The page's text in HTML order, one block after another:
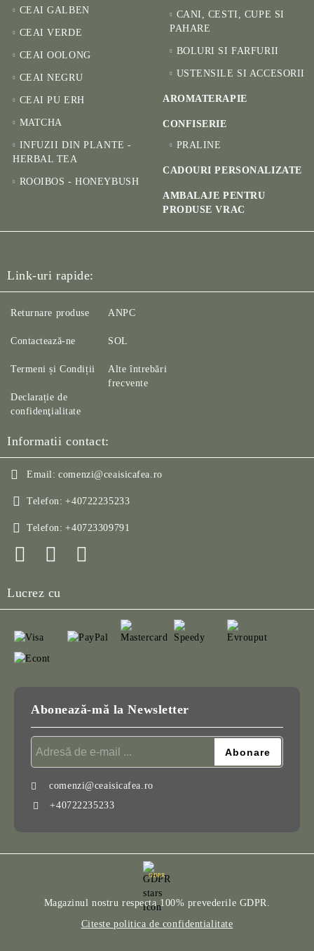
CEAI GALBEN
CEAI VERDE
CEAI OOLONG
CEAI NEGRU
CEAI PU ERH
MATCHA
INFUZII DIN PLANTE -
HERBAL TEA
ROOIBOS - HONEYBUSH
CANI, CESTI, CUPE SI
PAHARE
BOLURI SI FARFURII
USTENSILE SI ACCESORII
AROMATERAPIE
CONFISERIE
PRALINE
CADOURI PERSONALIZATE
AMBALAJE PENTRU
PRODUSE VRAC
Link-uri rapide:
Returnare produse
Contactează-ne
Termeni și Condiții
Declarație de
confidenţialitate
ANPC
SOL
Alte întrebări
frecvente
Informatii contact:
Email: comenzi@ceaisicafea.ro
Telefon: +40722235233
Telefon: +40723309791
Lucrez cu
Abonează-mă la Newsletter
comenzi@ceaisicafea.ro
+40722235233
GDPR
Magazinul nostru respecta 100% prevederile GDPR.
Citeste politica de confidentialitate